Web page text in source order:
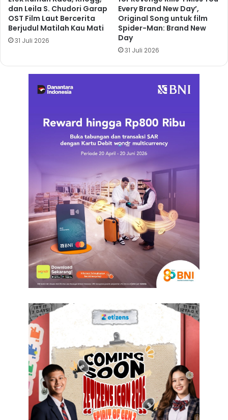
dan Leila S. Chudori Garap
OST Film Laut Bercerita
Berjudul Matilah Kau Mati
31 Juli 2026
Every Brand New Day’,
Original Song untuk film
Spider-Man: Brand New
Day
31 Juli 2026